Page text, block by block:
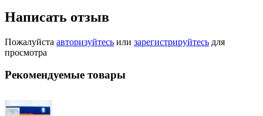
Написать отзыв
Пожалуйста авторизуйтесь или зарегистрируйтесь для
просмотра
Рекомендуемые товары